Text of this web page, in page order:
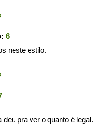
6
neste estilo.
pra ver o quanto é legal.